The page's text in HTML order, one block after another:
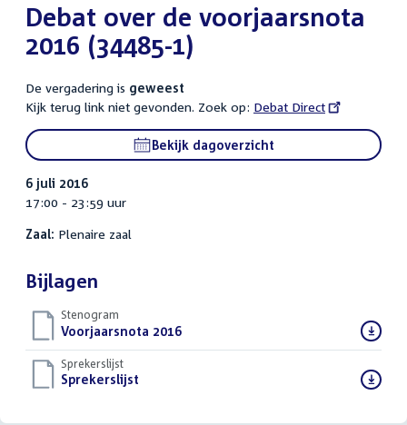
:Debat over de voorjaarsnota
2016 (34485-1)
De vergadering is geweest
Kijk terug link niet gevonden. Zoek op: External
link:
Debat Direct
Bekijk dagoverzicht
6 juli 2016
17:00 - 23:59 uur
Zaal: Plenaire zaal
Bijlagen
Stenogram
Download
bestand:
Voorjaarsnota 2016()
Sprekerslijst
Download
Sprekerslijst